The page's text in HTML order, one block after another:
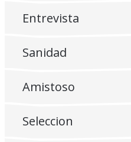
Entrevista
Sanidad
Amistoso
Seleccion